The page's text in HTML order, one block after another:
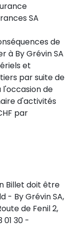
SA
de
à By Grévin SA
et
par suite de
de
d'activités
par
Billet doit être
- By Grévin SA,
de Fenil 2,
01 30 -